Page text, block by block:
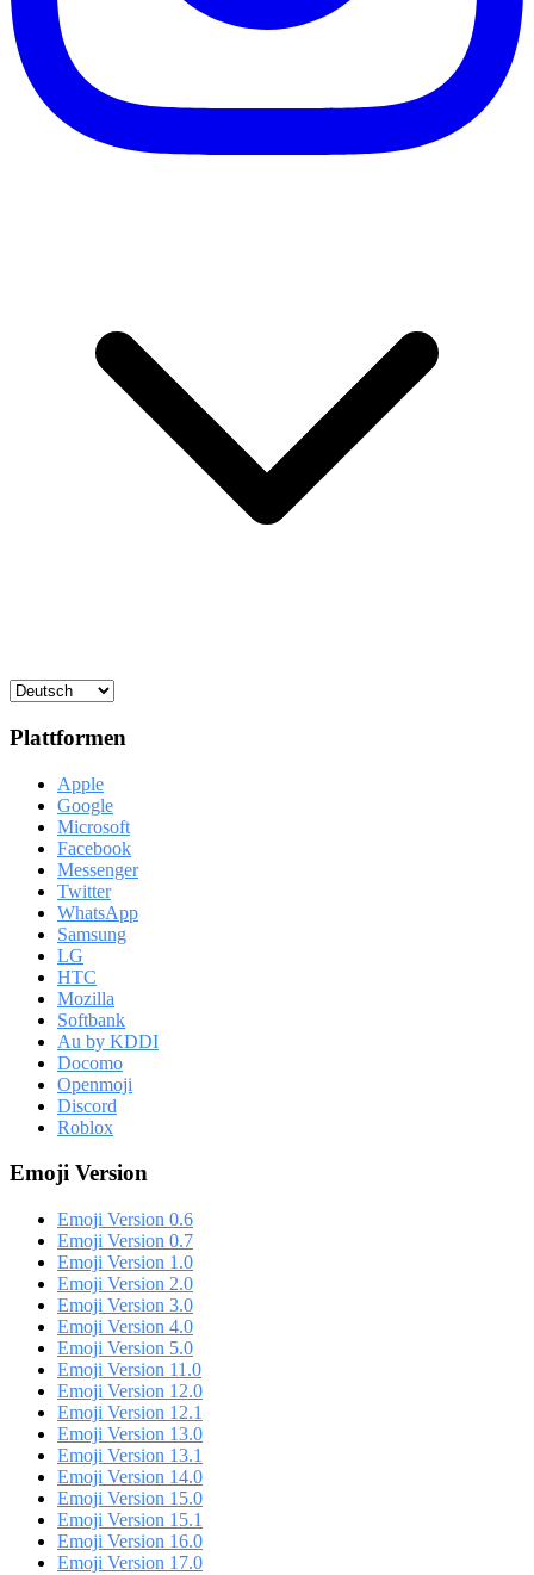
Plattformen
Apple
Google
Microsoft
Facebook
Messenger
Twitter
WhatsApp
Samsung
LG
HTC
Mozilla
Softbank
Au by KDDI
Docomo
Openmoji
Discord
Roblox
Emoji Version
Emoji Version 0.6
Emoji Version 0.7
Emoji Version 1.0
Emoji Version 2.0
Emoji Version 3.0
Emoji Version 4.0
Emoji Version 5.0
Emoji Version 11.0
Emoji Version 12.0
Emoji Version 12.1
Emoji Version 13.0
Emoji Version 13.1
Emoji Version 14.0
Emoji Version 15.0
Emoji Version 15.1
Emoji Version 16.0
Emoji Version 17.0